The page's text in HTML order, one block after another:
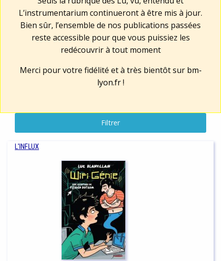
L’instrumentarium continueront à être mis à jour.
Bien sûr, l’ensemble de nos publications passées
reste accessible pour que vous puissiez les
redécouvrir à tout moment
Merci pour votre fidélité et à très bientôt sur bm-
lyon.fr!
Filtrer
L'INFLUX